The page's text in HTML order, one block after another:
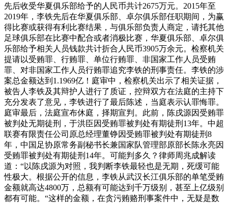
先后收受华夏俱乐部给予的人民币共计2675万元。2015年至
2019年，李铁先后在华夏俱乐部、卓尔俱乐部任职期间，为赢
得比赛或获得有利比赛结果，与俱乐部负责人商定，请托其他
足球俱乐部在比赛中配合或者消极比赛，华夏俱乐部、卓尔俱
乐部给予相关人员钱款共计折合人民币3905万余元。检察机关
提请以受贿罪、行贿罪、单位行贿罪、非国家工作人员受贿
罪、对非国家工作人员行贿罪追究李铁的刑事责任。李铁的涉
案总金额达到1.1969亿！庭审中，检察机关出示了相关证据，
被告人李铁及其辩护人进行了质证，控辩双方在法庭的主持下
充分发表了意见，李铁进行了最后陈述，当庭表示认罪悔罪。
庭审最后，法庭宣布休庭，择期宣判。此前，陈戌源因受贿罪
被判处无期徒刑，于洪臣因受贿罪被判处有期徒刑13年。中超
联赛有限责任公司原总经理董铮因受贿罪被判处有期徒刑8
年，中国足协原常务副秘书长兼国家队管理部原部长陈永亮因
受贿罪被判处有期徒刑14年。可能判多久？律师周兆成解读
道：“以陈戌源为对照，我判断李铁最轻也是无期，死缓可能
性极大。根据公开的信息，李铁从武汉长江俱乐部的单笔受贿
金额就高达4800万，总额有可能达到千万级别，甚至上亿级别
都有可能。“这样的金额，在贪污贿赂刑事案件中，无疑是数